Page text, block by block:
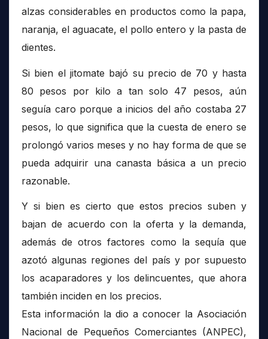
alzas considerables en productos como la papa,
naranja, el aguacate, el pollo entero y la pasta de
dientes.
Si bien el jitomate bajó su precio de 70 y hasta
80 pesos por kilo a tan solo 47 pesos, aún
seguía caro porque a inicios del año costaba 27
pesos, lo que significa que la cuesta de enero se
prolongó varios meses y no hay forma de que se
pueda adquirir una canasta básica a un precio
razonable.
Y si bien es cierto que estos precios suben y
bajan de acuerdo con la oferta y la demanda,
además de otros factores como la sequía que
azotó algunas regiones del país y por supuesto
los acaparadores y los delincuentes, que ahora
también inciden en los precios.
Esta información la dio a conocer la Asociación
Nacional de Pequeños Comerciantes (ANPEC),